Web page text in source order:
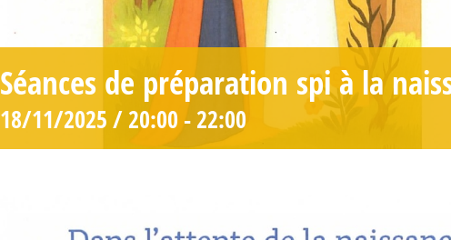
Séances de préparation spi à la
18/11/2025 / 20:00 -22:00